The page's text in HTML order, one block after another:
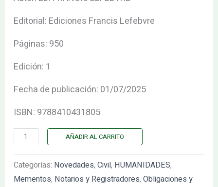
Editorial: Ediciones Francis Lefebvre
Páginas: 950
Edición: 1
Fecha de publicación: 01/07/2025
ISBN: 9788410431805
AÑADIR AL CARRITO
Categorías: Novedades, Civil, HUMANIDADES,
Mementos, Notarios y Registradores, Obligaciones y